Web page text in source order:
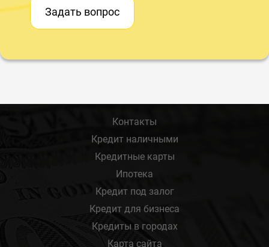
Задать вопрос
Контакты
Кредит наличными
Кредитные карты
Ипотека
Кредит под залог
Кредит для бизнеса
Кредиты в городах
Карта сайта